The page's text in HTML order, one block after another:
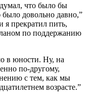
что было бы
было довольно давно,”
прекратил пить,
по поддержанию
в юности. Ну, на
по-другому,
с тем, как мы
возрасте.”